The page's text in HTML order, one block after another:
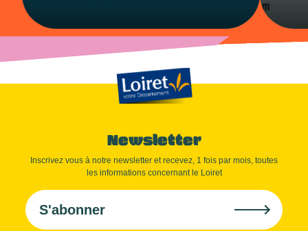
Newsletter
Inscrivez vous à notre newsletter et recevez, 1 fois par mois, toutes
les informations concernant le Loiret
S'abonner